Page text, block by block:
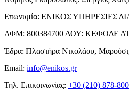
Επωνυμία: ΕΝΙΚΟΣ ΥΠΗΡΕΣΙΕΣ
ΑΦΜ: 800384700 ΔΟΥ: ΚΕΦΟΔΕ
Έδρα: Πλαστήρα Νικολάου,
Email: info@enikos.gr
Τηλ. Επικοινωνίας: +30 (210) 878-